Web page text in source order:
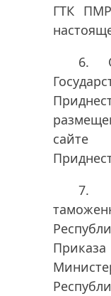
ГТК
6.
сайте
7.